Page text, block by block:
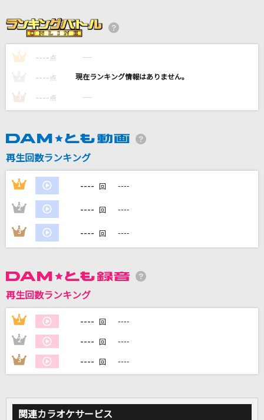
[生音]幻
My Hair is Bad
V.I.P(アニメバージョン)
シド
MINMI
カラオケ最新情報をチェック！
DAMに会員登録・ログインして
カラオケをもっと楽しもう！
家族や友達と一緒に！練習にも！
1 ---- 点 ----
---- 点 ----
3 ---- 点 ----
再生回数ランキング
1 ---- 回 ----
2 ---- 回 ----
3 ---- 回 ----
再生回数ランキング
1 ---- 回 ----
2 ---- 回 ----
3 ---- 回 ----
関連カラオケサービス